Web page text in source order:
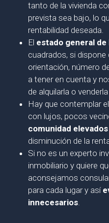
tanto de la vivienda
prevista sea bajo, lo
rentabilidad deseada.
El estado general de
cuadrados, si dispone
orientación, número
a tener en cuenta y
de alquilarla o
Hay que contemplar
con lujos, pocos
comunidad elevados
disminución de la
Si no es un experto
inmobiliario y quiere
aconsejamos
para cada lugar y así
innecesarios.